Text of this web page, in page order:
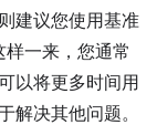
建议您使用基准
样一来，您通常
以将更多时间用
解决其他问题。